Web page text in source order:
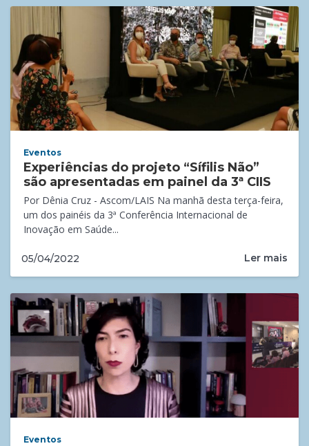
Eventos
Experiências do projeto “Sífilis Não”
são apresentadas em painel da 3ª CIIS
Por Dênia Cruz - Ascom/LAIS Na manhã desta terça-feira,
um dos painéis da 3ª Conferência Internacional de
Inovação em Saúde...
05/04/2022 Ler mais
Eventos